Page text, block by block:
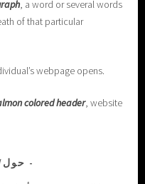
, a word or several words
of that particular
webpage opens.
colored header, website